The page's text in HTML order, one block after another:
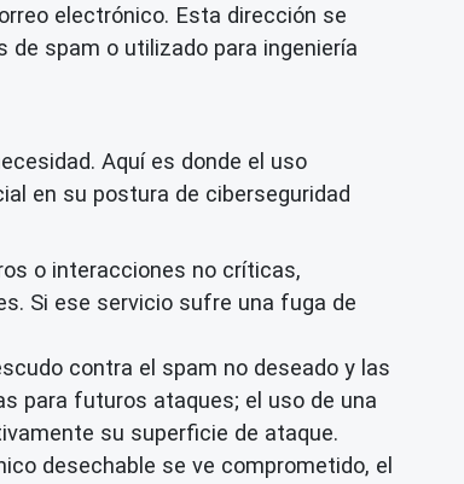
electrónico. Esta dirección se
spam o utilizado para ingeniería
Aquí es donde el uso
en su postura de ciberseguridad
o interacciones no críticas,
Si ese servicio sufre una fuga de
contra el spam no deseado y las
para futuros ataques; el uso de una
su superficie de ataque.
desechable se ve comprometido, el